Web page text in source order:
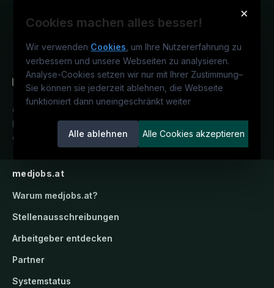
×
Cookies machen alles besser!
Wir verwenden Cookies , um Ihre Nutzererfahrung zu
verbessern und unsere Webseiten zu analysieren.
Analyse-Cookies setzen wir nur mit Ihrer Zustimmung–
Sie können sie jederzeit ablehnen, die Webseite
funktioniert dann uneingeschränkt weiter
Alle ablehnen Alle Cookies akzeptieren
Österreichs medizinisches
Karriereportal.Ein Service der
candidatis GmbH.
medjobs.at
Warum medjobs.at?
Stellenausschreibungen
Arbeitgeber entdecken
Partner
Systemstatus